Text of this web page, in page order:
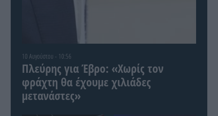
10 Αυγούστου - 10:56
Πλεύρης για Έβρο: «Χωρίς τον
φράχτη θα έχουμε χιλιάδες
μετανάστες»